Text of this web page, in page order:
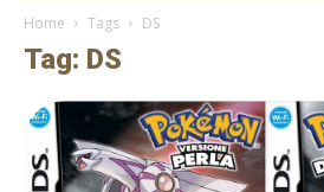
Home Tags DS
Tag: DS